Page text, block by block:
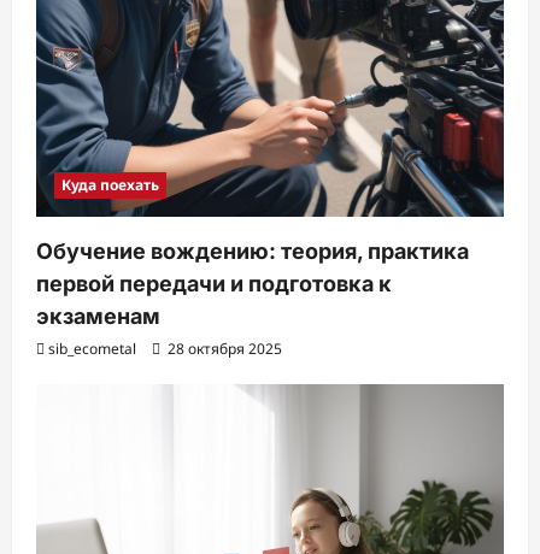
Куда поехать
Обучение вождению: теория, практика
первой передачи и подготовка к
экзаменам
sib_ecometal 28 октября 2025